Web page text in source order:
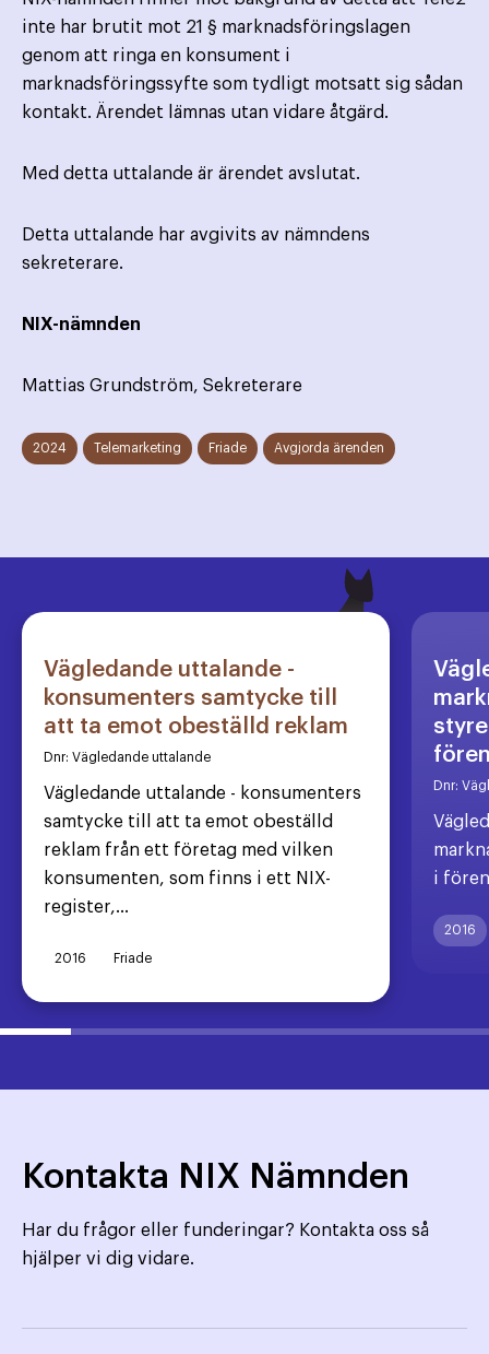
inte har brutit mot 21 § marknadsföringslagen
genom att ringa en konsument i
marknadsföringssyfte som tydligt motsatt sig sådan
kontakt. Ärendet lämnas utan vidare åtgärd.
Med detta uttalande är ärendet avslutat.
Detta uttalande har avgivits av nämndens
sekreterare.
NIX-nämnden
Mattias Grundström, Sekreterare
2024 Telemarketing Friade Avgjorda ärenden
Vägledande uttalande -
konsumenters samtycke till
att ta emot obeställd reklam
Dnr: Vägledande uttalande
Vägledande uttalande - konsumenters
samtycke till att ta emot obeställd
reklam från ett företag med vilken
konsumenten, som finns i ett NIX-
register,...
2016 Friade
Dnr:
i
2016
Kontakta NIX Nämnden
Har du frågor eller funderingar? Kontakta oss så
hjälper vi dig vidare.